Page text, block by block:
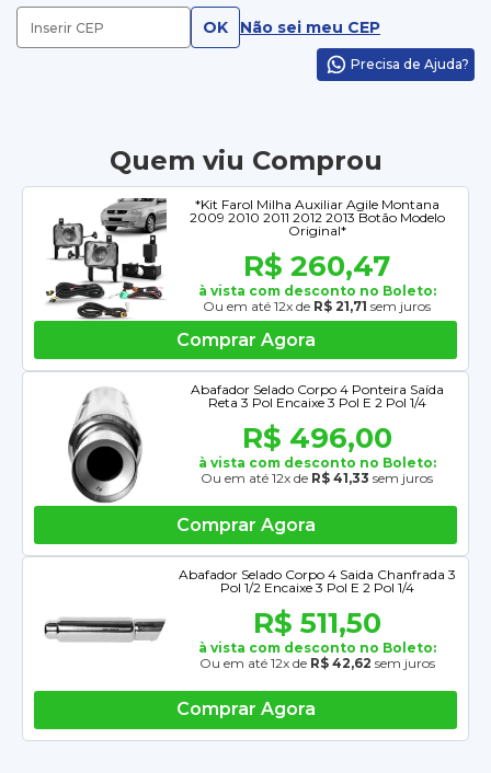
OK Não sei meu CEP
Precisa de Ajuda?
Quem viu Comprou
*Kit Farol Milha Auxiliar Agile Montana
2009 2010 2011 2012 2013 Botão Modelo
Original*
R$ 260,47
à vista com desconto no Boleto:
Ou em até 12x de R$ 21,71 sem juros
Comprar Agora
Abafador Selado Corpo 4 Ponteira Saída
Reta 3 Pol Encaixe 3 Pol E 2 Pol 1/4
R$ 496,00
à vista com desconto no Boleto:
Ou em até 12x de R$ 41,33 sem juros
Comprar Agora
Abafador Selado Corpo 4 Saida Chanfrada 3
Pol 1/2 Encaixe 3 Pol E 2 Pol 1/4
R$ 511,50
à vista com desconto no Boleto:
Ou em até 12x de R$ 42,62 sem juros
Comprar Agora